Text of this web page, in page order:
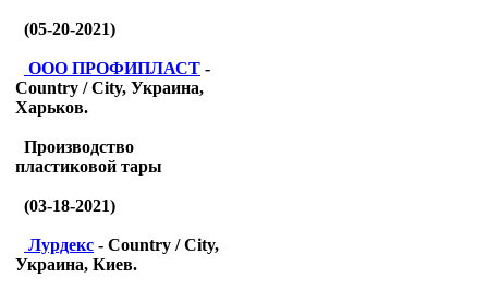
(05-20-2021)
ООО ПРОФИПЛАСТ -
Country / City, Украина,
Харьков.
Производство
пластиковой тары
(03-18-2021)
Лурдекс - Country / City,
Украина, Киев.